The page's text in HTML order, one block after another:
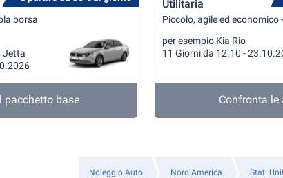
borsa
Jetta
pacchetto base
Utilitaria
Piccolo, agile ed economico
per esempio Kia Rio
11 Giorni da 12.10 -
Confronta le
Noleggio Auto Nord America Stati